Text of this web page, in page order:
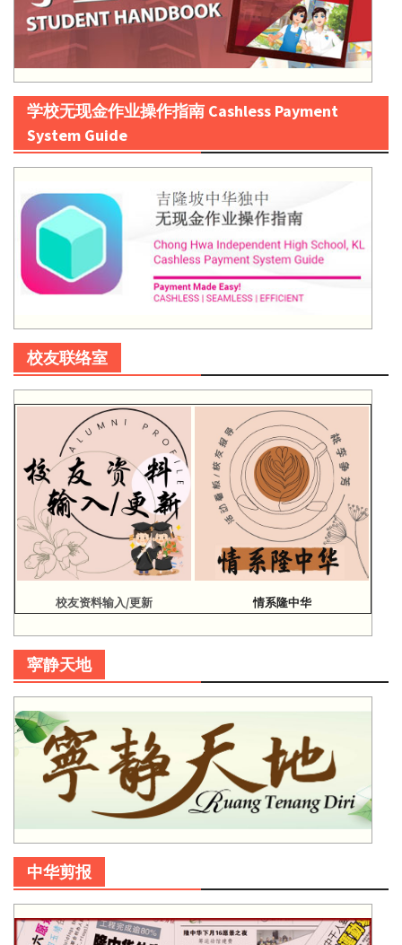
学校无现金作业操作指南 Cashless Payment
System Guide
校友联络室
校友资料输入/更新 情系隆中华
寜静天地
中华剪报